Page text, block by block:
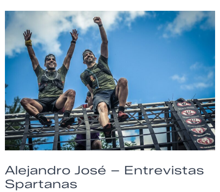
Alejandro José – Entrevistas
Spartanas